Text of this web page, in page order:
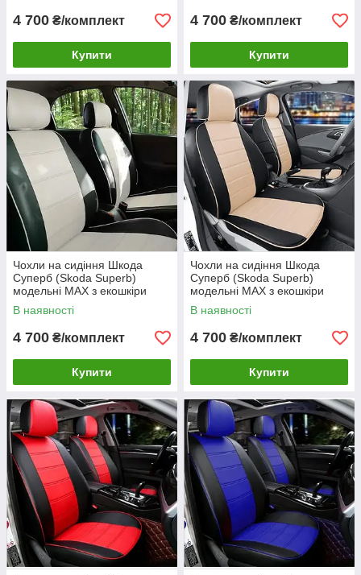
4 700 ₴/комплект
Купити
4 700 ₴/комплект
Купити
Чохли на сидіння Шкода
Суперб (Skoda Superb)
модельні MAX з екошкіри
Чорно-білий
В наявності
4 700 ₴/комплект
Купити
Чохли на сидіння Шкода
Суперб (Skoda Superb)
модельні MAX з екошкіри
Чорно-бежевий
В наявності
4 700 ₴/комплект
Купити